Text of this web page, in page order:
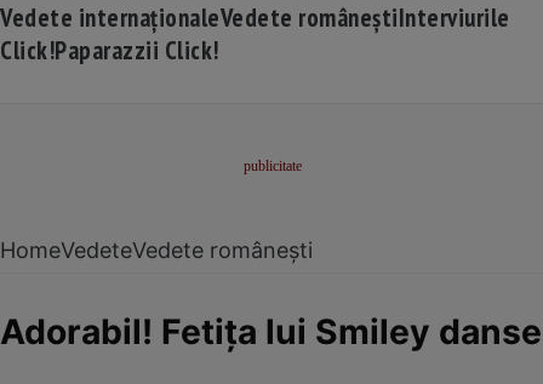
Vedete internaționaleVedete româneștiInterviurile
Click!Paparazzii Click!
HomeVedeteVedete românești
Adorabil! Fetița lui Smiley